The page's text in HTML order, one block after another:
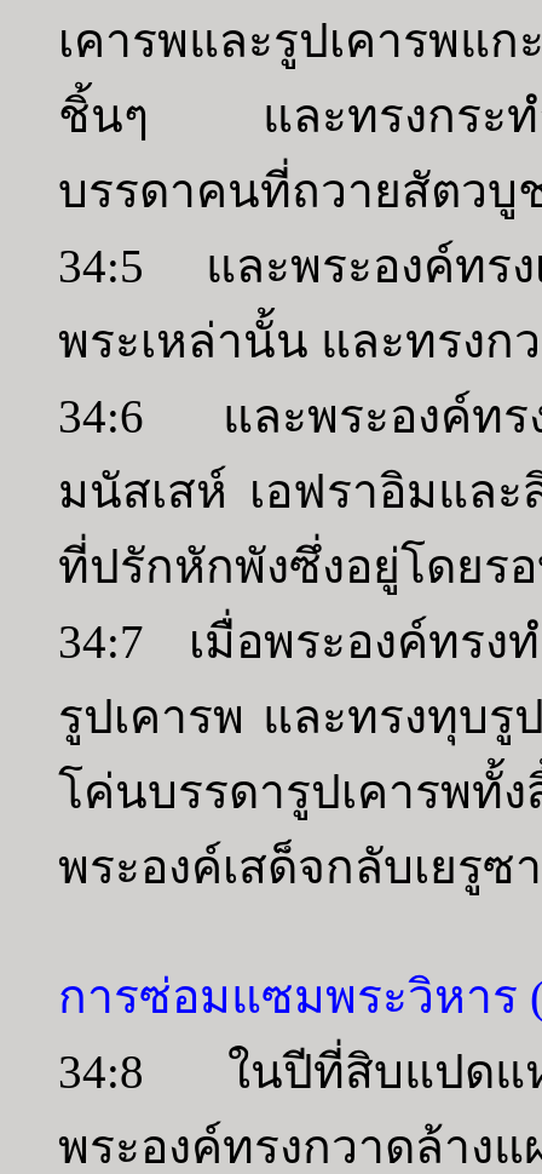
เคารพและรูปเคารพแ
ชิ้นๆ และทรงกระทำ
บรรดาคนที่ถวายสัตวบู
34:5 และพระองค์ทรง
พระเหล่านั้น และทรงก
34:6 และพระองค์ทรง
มนัสเสห์ เอฟราอิมแล
ที่ปรักหักพังซึ่งอยู่โดยร
34:7 เมื่อพระองค์ทรง
รูปเคารพ และทรงทุบรู
โค่นบรรดารูปเคารพทั้
พระองค์เสด็จกลับเยรูซ
การซ่อมแซมพระวิหาร
34:8 ในปีที่สิบแปดแ
พระองค์ทรงกวาดล้าง